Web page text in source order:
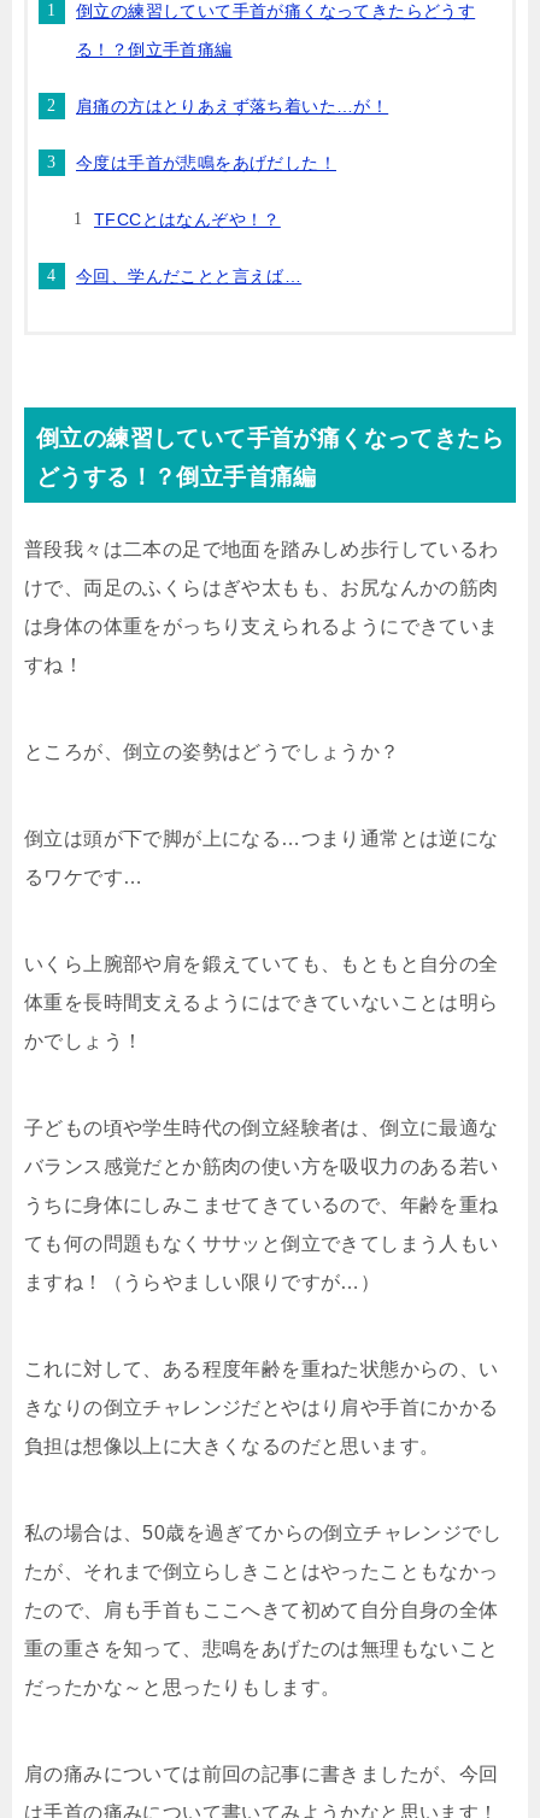
倒立の練習していて手首が痛くなってきたらどうす
る！？倒立手首痛編
肩痛の方はとりあえず落ち着いた…が！
今度は手首が悲鳴をあげだした！
TFCCとはなんぞや！？
今回、学んだことと言えば…
倒立の練習していて手首が痛くなってきたら
どうする！？倒立手首痛編
普段我々は二本の足で地面を踏みしめ歩行しているわ
けで、両足のふくらはぎや太もも、お尻なんかの筋肉
は身体の体重をがっちり支えられるようにできていま
すね！
ところが、倒立の姿勢はどうでしょうか？
倒立は頭が下で脚が上になる…つまり通常とは逆にな
るワケです…
いくら上腕部や肩を鍛えていても、もともと自分の全
体重を長時間支えるようにはできていないことは明ら
かでしょう！
子どもの頃や学生時代の倒立経験者は、倒立に最適な
バランス感覚だとか筋肉の使い方を吸収力のある若い
うちに身体にしみこませてきているので、年齢を重ね
ても何の問題もなくササッと倒立できてしまう人もい
ますね！（うらやましい限りですが…）
これに対して、ある程度年齢を重ねた状態からの、い
きなりの倒立チャレンジだとやはり肩や手首にかかる
負担は想像以上に大きくなるのだと思います。
私の場合は、50歳を過ぎてからの倒立チャレンジでし
たが、それまで倒立らしきことはやったこともなかっ
たので、肩も手首もここへきて初めて自分自身の全体
重の重さを知って、悲鳴をあげたのは無理もないこと
だったかな～と思ったりもします。
肩の痛みについては前回の記事に書きましたが、今回
は手首の痛みについて書いてみようかなと思います！